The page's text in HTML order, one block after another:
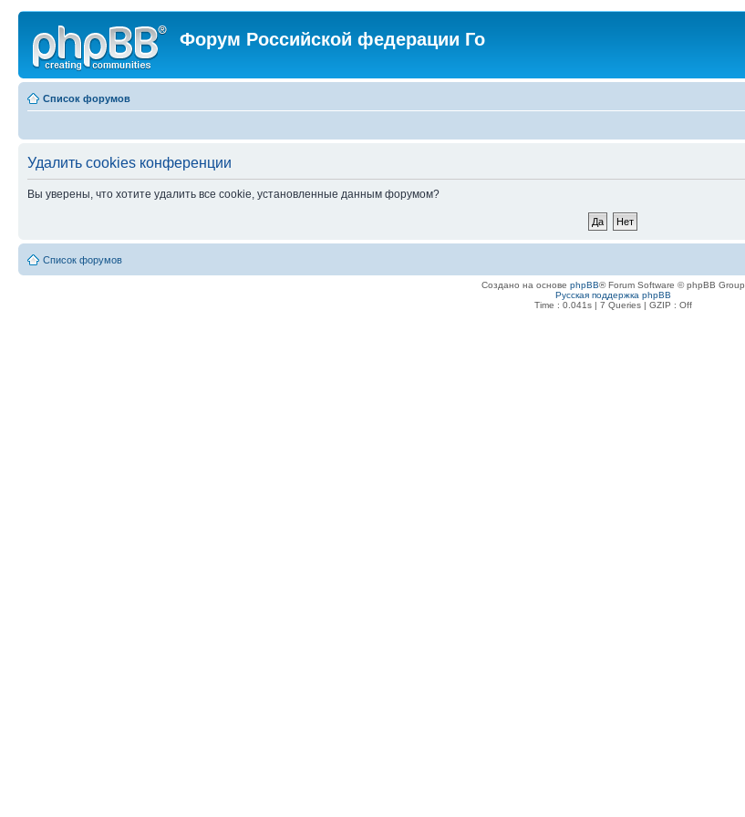
Форум Российской федерации Го
Список форумов
Удалить cookies конференции
Вы уверены, что хотите удалить все cookie, установленные данным форумом?
Список форумов
Создано на основе phpBB® Forum Software © phpBB Group
Русская поддержка phpBB
Time : 0.041s | 7 Queries | GZIP : Off